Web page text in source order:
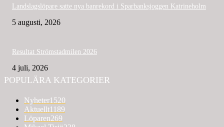
Landslagslöpare satte nya banrekord i Sparbanksjoggen Katrineholm
5 augusti, 2026
Resultat Strömstadmilen 2026
4 juli, 2026
POPULÄRA KATEGORIER
Nyheter1520
Aktuellt1189
Löparen269